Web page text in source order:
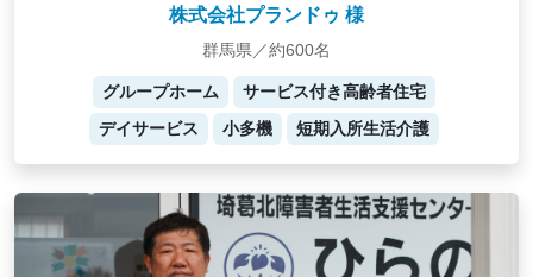
株式会社プランドゥ 様
群馬県／約600名
グループホーム
サービス付き高齢者住宅
デイサービス
小多機 短期入所生活介護